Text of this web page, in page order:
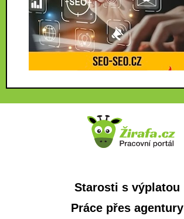
Starosti s výplatou
Práce přes agentury